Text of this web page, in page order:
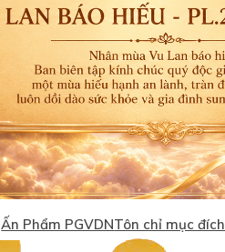
Ấn Phẩm PGVDNTôn chỉ mục đích